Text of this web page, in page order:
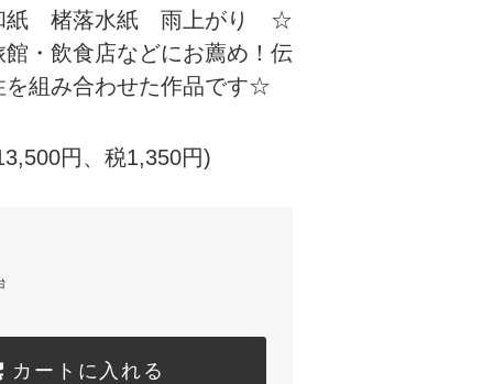
紙 楮落水紙 雨上がり ☆
・飲食店などにお薦め！伝
を組み合わせた作品です☆
円、税1,350円)
カートに入れる